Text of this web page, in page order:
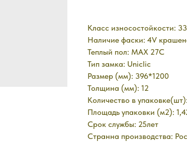
Класс износостойкости: 33
Наличие фаски: 4V
Теплый пол: MAX 27C
Тип замка: Uniclic
Размер (мм): 396*1200
Толщина (мм): 12
Количество в
Площадь упаковки (м2):
Срок службы: 25лет
Странна производства: